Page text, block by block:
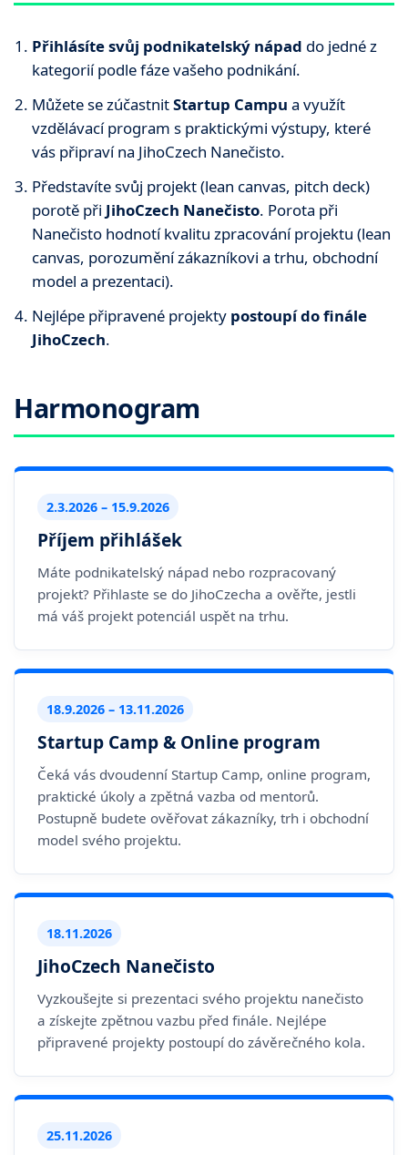
Přihlásíte svůj podnikatelský nápad do jedné z
kategorií podle fáze vašeho podnikání.
Můžete se zúčastnitStartup Campu a využít
vzdělávací program s praktickými výstupy, které
vás připraví na JihoCzech Nanečisto.
Představíte svůj projekt (lean canvas, pitch deck)
porotě při JihoCzech Nanečisto. Porota při
Nanečisto hodnotí kvalitu zpracování projektu (lean
canvas, porozumění zákazníkovi a trhu, obchodní
model a prezentaci).
Nejlépe připravené projekty postoupí do finále
JihoCzech.
Harmonogram
2.3.2026 – 15.9.2026
Příjem přihlášek
Máte podnikatelský nápad nebo rozpracovaný
projekt? Přihlaste se do JihoCzecha a ověřte, jestli
má váš projekt potenciál uspět na trhu.
18.9.2026 – 13.11.2026
Startup Camp & Online program
Čeká vás dvoudenní Startup Camp, online program,
praktické úkoly a zpětná vazba od mentorů.
Postupně budete ověřovat zákazníky, trh i obchodní
model svého projektu.
18.11.2026
JihoCzech Nanečisto
Vyzkoušejte si prezentaci svého projektu nanečisto
a získejte zpětnou vazbu před finále. Nejlépe
připravené projekty postoupí do závěrečného kola.
25.11.2026